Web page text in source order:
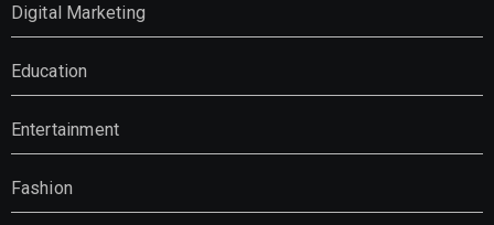
Digital Marketing
Education
Entertainment
Fashion